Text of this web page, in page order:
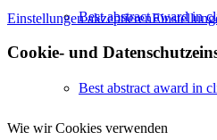
Best abstract award in
Best abstract award in
Einstellungen akzeptieren
Cookie- und
Wie wir Cookies verwenden